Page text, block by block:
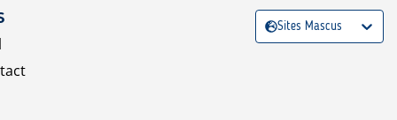
Sites Mascus